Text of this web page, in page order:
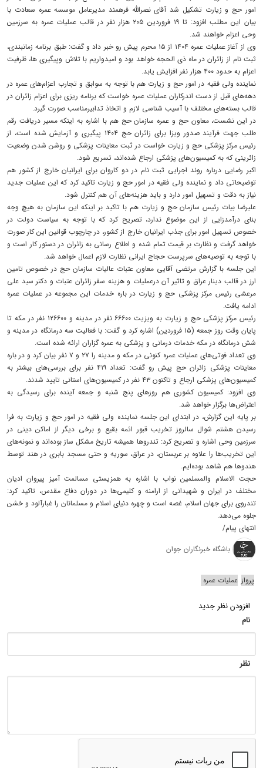
امور حج و زیارت تشکیل شد آقای نصرالله فرهمند مدیرعامل موسسه عمره سعادت با
بیان این مطلب افزود: تا ۱۹ فروردین ۲۰۵ هزار نفر در قالب عملیات عمره به سرزمین
وحی اعزام خواهند شد.
وی از آغاز عملیات عمره ۱۴۰۴ از ۱۵ محرم پیش رو خبر داد و گفت: طبق برنامه زمانبندی،
ثبت نام از زائران در ماه ذی الحجه خواهد بود و امیدواریم با تلاش وپیگیری ها، ظرفیت
اعزام به حدود ۴۰۰ هزار نفر افزایش یابد.
نماینده ولی فقیه در امور حج و زیارت هم با توجه به سوابق و تجارب اعزام‌های عمره در
دهه‌های قبل از دست اندرکاران عملیات عمره خواست که برنامه ریزی برای اعزام زائران در
قالب بسته‌های مختلف با آسیب شناسی لازم و اتخاذ تدابیرمناسب صورت گیرد.
در این نشست، معاون حج و عمره سازمان حج هم با اشاره به اینکه مسیر دریافت رقم
طلب جهت فرآیند صدور ویزا برای زائران حج ۱۴۰۴ پیگیری و آزمایش شده است، از
رئیس مرکز پزشکی حج و زیارت خواست در ثبت معاینات پزشکی و روشن شدن وضعیت
زائرینی که به کمیسیون‌های پزشکی ارجاع شده‌اند، تسریع شود.
اکبر رضایی درباره روند اجرایی ثبت نام در دو کاروان برای ایرانیان خارج از کشور هم
توضیحاتی داد و نماینده ولی فقیه در امور حج و زیارت تاکید کرد که این عملیات جدید
نیاز به دقت و تسهیل امور دارد و باید هزینه‌های آن هم کنترل شود.
علیرضا بیات رئیس سازمان حج و زیارت هم با تاکید بر اینکه این سازمان به هیچ وجه
بنای درآمدزایی از این موضوع ندارد، تصریح کرد که با توجه به سیاست دولت در
خصوص تسهیل امور برای جذب ایرانیان خارج از کشور، در چارچوب قوانین این کار صورت
خواهد گرفت و نظارت بر قیمت تمام شده و اطلاع رسانی به زائران در دستور کار است و
با توجه به توصیه‌های سرپرست حجاج ایرانی نظارت لازم اعمال خواهد شد.
این جلسه با گزارش مرتضی آقایی معاون عتبات عالیات سازمان حج در خصوص تامین
ارز در قالب دینار عراق و تاثیر آن درعملیات و هزینه سفر زائران عتبات و دکتر سید علی
مرعشی رئیس مرکز پزشکی حج و زیارت در باره خدمات این مجموعه در عملیات عمره
ادامه یافت.
رئیس مرکز پزشکی حج و زیارت به ویزیت ۶۶۶۰۰ نفر در مدینه و ۱۲۶۶۰۰ نفر در مکه تا
پایان وقت روز جمعه (۱۵ فروردین) اشاره کرد و گفت: با فعالیت سه درمانگاه در مدینه و
شش درمانگاه در مکه خدمات درمانی و پزشکی به عمره گزاران ارائه شده است.
وی تعداد فوتی‌های عملیات عمره کنونی در مکه و مدینه را ۲۷ و ۷ نفر بیان کرد و در باره
معاینات پزشکی زائران حج پیش رو گفت: تعداد ۴۱۹ نفر برای بررسی‌های بیشتر به
کمیسیون‌های پزشکی ارجاع و تاکنون ۴۳ نفر در کمیسیون‌های استانی تایید شدند.
وی افزود: کمیسیون کشوری هم روز‌های پنج شنبه و جمعه آینده برای رسیدگی به
اعتراض‌ها برگزار خواهد شد.
بر پایه این گزارش، در ابتدای این جلسه نماینده ولی فقیه در امور حج و زیارت به فرا
رسیدن هشتم شوال سالروز تخریب قبور ائمه بقیع و برخی دیگر از اماکن دینی در
سرزمین وحی اشاره و تصریح کرد: تندرو‌ها همیشه تاریخ مشکل ساز بوده‌اند و نمونه‌های
این تخریب‌ها را علاوه بر عربستان، در عراق، سوریه و حتی مسجد بابری در هند توسط
هندو‌ها هم شاهد بوده‌ایم.
حجت الاسلام والمسلمین نواب با اشاره به همزیستی مسالمت آمیز پیروان ادیان
مختلف در ایران و شهیدانی از ارامنه و کلیمی‌ها در دوران دفاع مقدس، تاکید کرد:
تندروی برای جهان اسلام، غصه است و چهره دنیای اسلام و مسلمانان را غبارآلود و خشن
جلوه می‌دهد.
انتهای پیام/
باشگاه خبرنگاران جوان
پرواز عملیات عمره
افزودن نظر جدید
نام
نظر